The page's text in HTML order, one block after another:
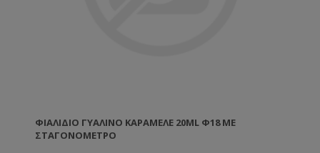
ΦΙΆΛΙΔΙΟ ΓΥΆΛΙΝΟ ΚΑΡΑΜΕΛΈ 20ML Φ18 ΜΕ
ΣΤΑΓΟΝΌΜΕΤΡΟ